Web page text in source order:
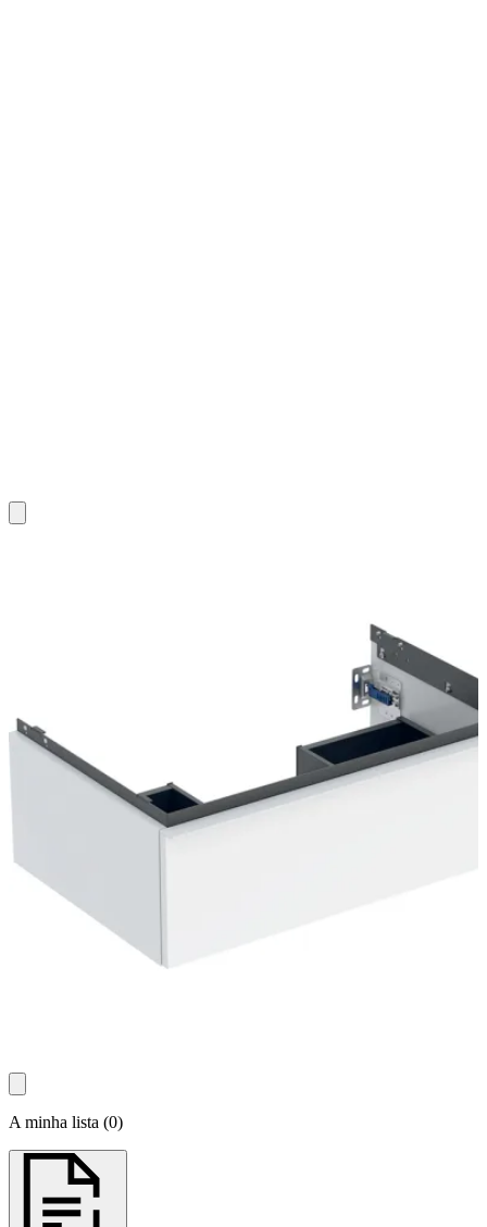
A minha lista (0)